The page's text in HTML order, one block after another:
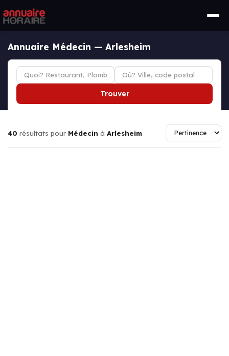
Annuaire Médecin — Arlesheim
Trouver
40 résultats pour Médecin à Arlesheim